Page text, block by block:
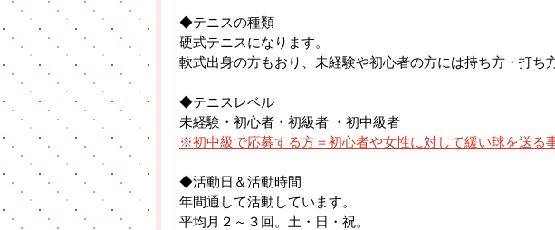
◆テニスの種類
硬式テニスになります。
軟式出身の方もおり、未経験や初心者の方には持ち方・打ち
◆テニスレベル
未経験・初心者・初級者 ・初中級者
※初中級で応募する方＝初心者や女性に対して緩い球を送る
◆活動日＆活動時間
年間通して活動しています。
平均月２～３回。土・日・祝。